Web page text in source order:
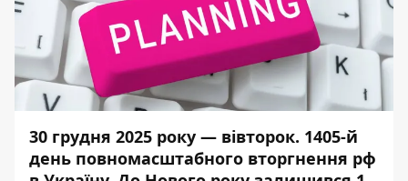
30 грудня 2025 року — вівторок. 1405-й
день повномасштабного вторгнення рф